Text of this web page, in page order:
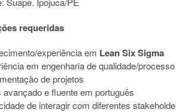
requeridas
experiência em Lean Six Sigma
em engenharia de qualidade/processo
de projetos
avançado e fluente em português
de interagir com diferentes